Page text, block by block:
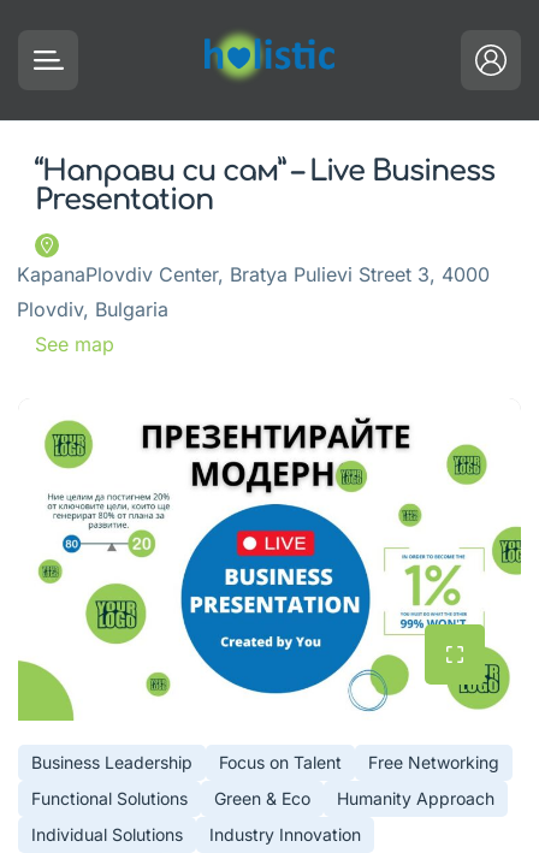
“Направи си сам” – Live Business
Presentation
KapanaPlovdiv Center, Bratya Pulievi Street 3, 4000
Plovdiv, Bulgaria
See map
Business Leadership Focus on Talent
Free Networking
Functional Solutions
Green & Eco
Humanity Approach
Individual Solutions
Industry Innovation